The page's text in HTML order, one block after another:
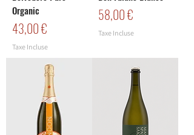
Organic
Prix
43,00 €
Taxe Incluse
Prix
58,00 €
Taxe Incluse